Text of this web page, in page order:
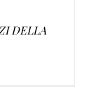
DELLA